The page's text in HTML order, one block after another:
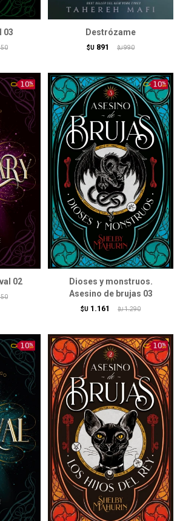
03 Destrózame
$U 891 $U 990
02
Dioses y monstruos.
Asesino de brujas 03
$U 1.161 $U 1.290